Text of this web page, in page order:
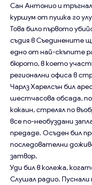
Сан Антонио и
куршум от пушка го
Това било първото
съдия в Съединените
едно от най-скъпите
бюрото, в което
регионални офиса в
Чарлз Харелсън бил
шестчасова обсада,
кокаин, стрелял по
все по-необуздани
предаде. Осъден бил
последователни
затвор.
Уди бил в колежа,
Слушал радио. Пуснали